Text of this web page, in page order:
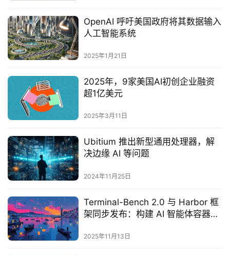
OpenAI 呼吁美国政府将其数据输入
人工智能系统
2025年1月21日
2025年，9家美国AI初创企业融资
超1亿美元‌
2025年3月11日
Ubitium 推出新型通用处理器，解
决边缘 AI 等问题
2024年11月25日
Terminal-Bench 2.0 与 Harbor 框
架同步发布：构建 AI 智能体容器化
2025年11月13日